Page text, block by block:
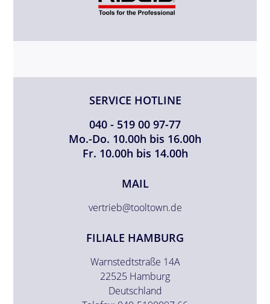
SERVICE HOTLINE
040 - 519 00 97-77
Mo.-Do. 10.00h bis 16.00h
Fr. 10.00h bis 14.00h
MAIL
vertrieb@tooltown.de
FILIALE HAMBURG
Warnstedtstraße 14A
22525 Hamburg
Deutschland